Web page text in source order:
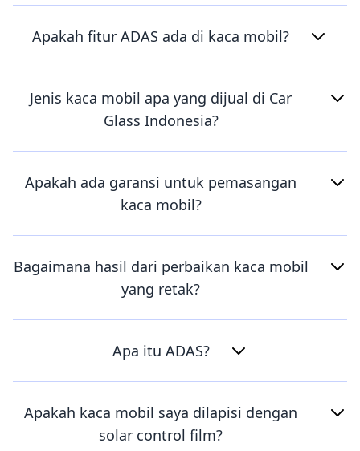
Apakah fitur ADAS ada di kaca mobil?
Jenis kaca mobil apa yang dijual di Car
Glass Indonesia?
Apakah ada garansi untuk pemasangan
kaca mobil?
Bagaimana hasil dari perbaikan kaca mobil
yang retak?
Apa itu ADAS?
Apakah kaca mobil saya dilapisi dengan
solar control film?